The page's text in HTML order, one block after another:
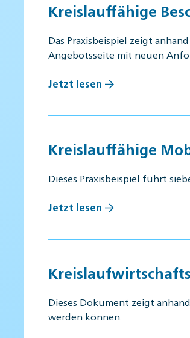
Kreislauffähige
Das Praxisbeispiel zeigt
Angebotsseite mit neuen
Jetzt lesen
Kreislauffähige
Dieses Praxisbeispiel führt
Jetzt lesen
Dieses Dokument zeigt
werden können.